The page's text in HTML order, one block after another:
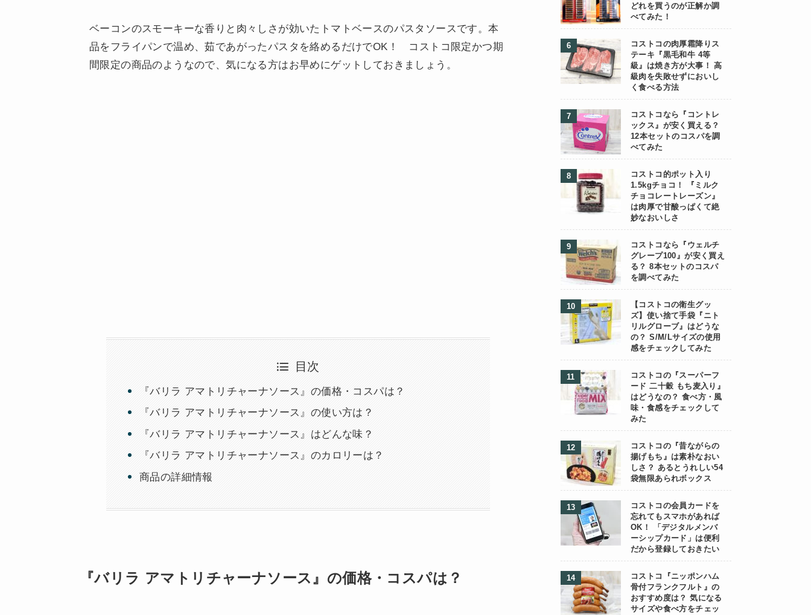
ベーコンのスモーキーな香りと肉々しさが効いたトマトベースのパスタソースです。本
品をフライパンで温め、茹であがったパスタを絡めるだけでOK！ コストコ限定かつ期
間限定の商品のようなので、気になる方はお早めにゲットしておきましょう。
目次
『バリラ アマトリチャーナソース』の価格・コスパは？
『バリラ アマトリチャーナソース』の使い方は？
『バリラ アマトリチャーナソース』はどんな味？
『バリラ アマトリチャーナソース』のカロリーは？
商品の詳細情報
『バリラ アマトリチャーナソース』の価格・コスパは？
どれを買うのが正解か調
べてみた！
コストコの肉厚霜降りス
テーキ『黒毛和牛 4等
級』は焼き方が大事！ 高
級肉を失敗せずにおいし
く食べる方法
コストコなら『コントレ
ックス』が安く買える？
12本セットのコスパを調
べてみた
コストコ的ポット入り
1.5kgチョコ！ 『ミルク
チョコレートレーズン』
は肉厚で甘酸っぱくて絶
妙なおいしさ
コストコなら『ウェルチ
グレープ100』が安く買え
る？ 8本セットのコスパ
を調べてみた
【コストコの衛生グッ
ズ】使い捨て手袋『ニト
リルグローブ』はどうな
の？ S/M/Lサイズの使用
感をチェックしてみた
コストコの『スーパーフ
ード 二十穀 もち麦入り』
はどうなの？ 食べ方・風
味・食感をチェックして
みた
コストコの『昔ながらの
揚げもち』は素朴なおい
しさ？ あるとうれしい54
袋無限あられボックス
コストコの会員カードを
忘れてもスマホがあれば
OK！ 「デジタルメンバ
ーシップカード」は便利
だから登録しておきたい
コストコ『ニッポンハム
骨付フランクフルト』の
おすすめ度は？ 気になる
サイズや食べ方をチェッ